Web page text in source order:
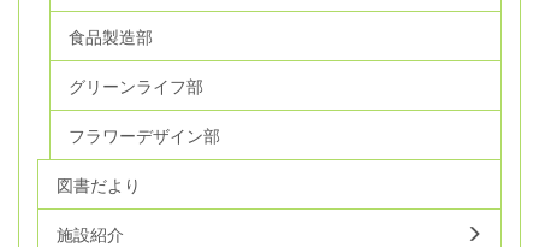
食品製造部
グリーンライフ部
フラワーデザイン部
図書だより
施設紹介